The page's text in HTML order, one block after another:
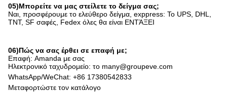
05)Μπορείτε να μας στείλετε το δείγμα σας;
Ναι, προσφέρουμε το ελεύθερο δείγμα, exppress: Το UPS, DHL,
TNT, SF σαφές, Fedex όλες θα είναι ΕΝΤΆΞΕΙ
06)Πώς να σας έρθει σε επαφή με;
Επαφή: Amanda με σας
Ηλεκτρονικό ταχυδρομείο: το many@groupeve.com
WhatsApp/WeChat: +86 17380542833
Μεταφορτώστε τον κατάλογο